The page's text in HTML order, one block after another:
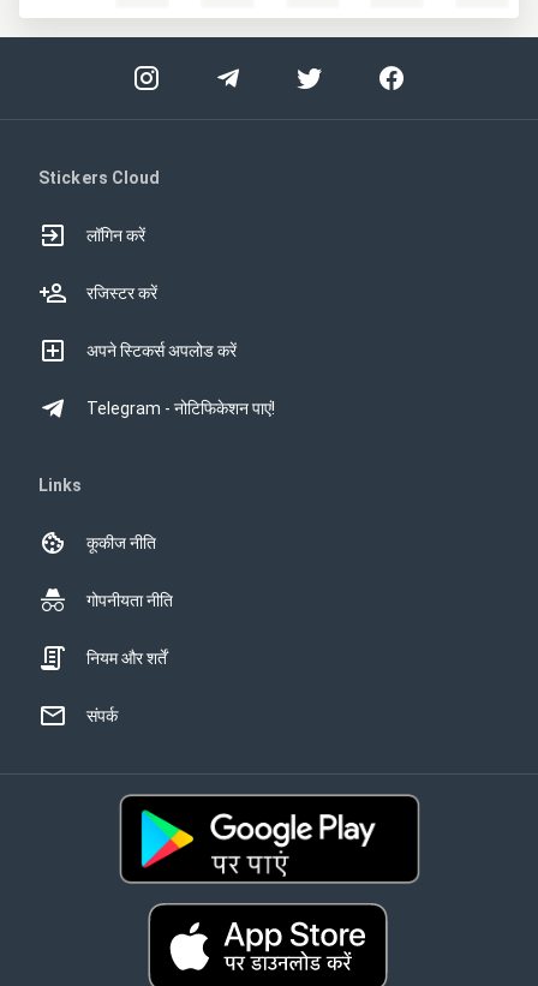
Stickers Cloud
लॉगिन करें
रजिस्टर करें
अपने स्टिकर्स अपलोड करें
Telegram - नोटिफिकेशन पाएं!
Links
कूकीज नीति
गोपनीयता नीति
नियम और शर्तें
संपर्क